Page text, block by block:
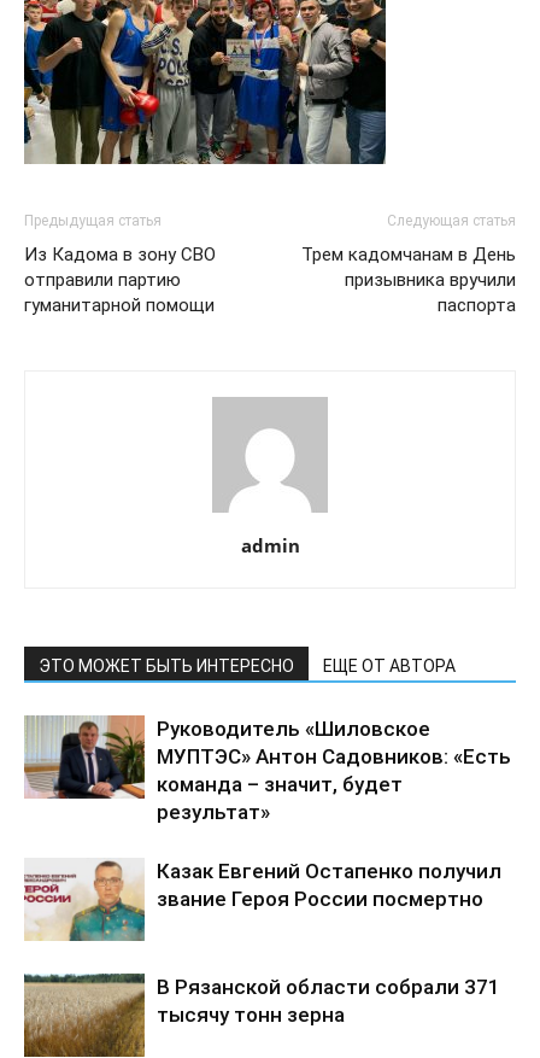
Предыдущая статья
Из Кадома в зону СВО
отправили партию
гуманитарной помощи
Следующая статья
Трем кадомчанам в День
призывника вручили
паспорта
admin
ЭТО МОЖЕТ БЫТЬ ИНТЕРЕСНО ЕЩЕ ОТ АВТОРА
Руководитель «Шиловское
МУПТЭС» Антон Садовников: «Есть
команда – значит, будет
результат»
Казак Евгений Остапенко получил
звание Героя России посмертно
В Рязанской области собрали 371
тысячу тонн зерна